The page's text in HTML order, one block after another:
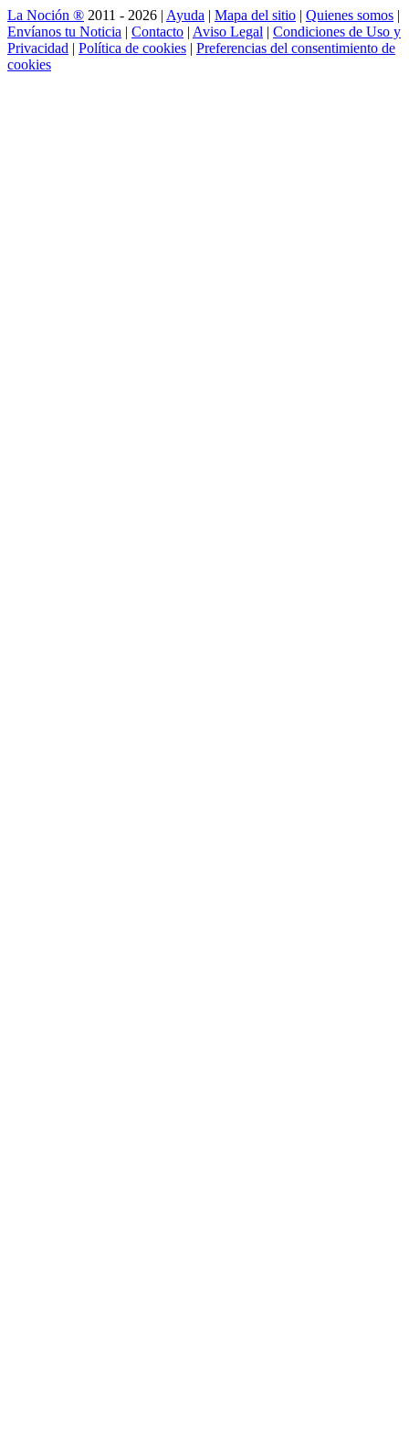
La Noción ® 2011 - 2026 | Ayuda | Mapa del sitio | Quienes somos |
Envíanos tu Noticia | Contacto | Aviso Legal | Condiciones de Uso y
Privacidad | Política de cookies | Preferencias del consentimiento de
cookies